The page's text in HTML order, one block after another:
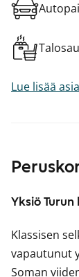
Yksiö
Klassisen
vapautunut
Soman
Lue lisää